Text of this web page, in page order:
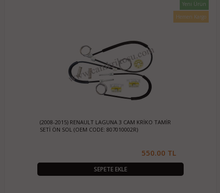
Yeni Ürün
Hemen Kargo
(2008-2015) RENAULT LAGUNA 3 CAM KRİKO TAMİR
SETİ ÖN SOL (OEM CODE: 807010002R)
550.00 TL
SEPETE EKLE